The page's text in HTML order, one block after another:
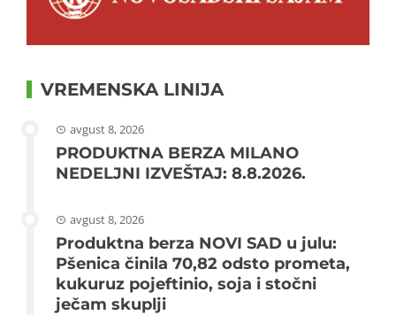
VREMENSKA LINIJA
avgust 8, 2026
PRODUKTNA BERZA MILANO
NEDELJNI IZVEŠTAJ: 8.8.2026.
avgust 8, 2026
Produktna berza NOVI SAD u julu:
Pšenica činila 70,82 odsto prometa,
kukuruz pojeftinio, soja i stočni
ječam skuplji